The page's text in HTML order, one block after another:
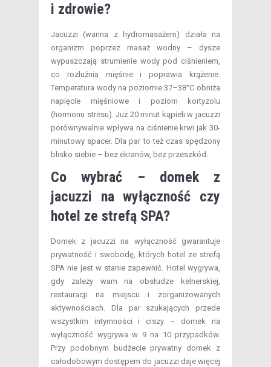
i zdrowie?
Jacuzzi (wanna z hydromasażem) działa na
organizm poprzez masaż wodny – dysze
wypuszczają strumienie wody pod ciśnieniem,
co rozluźnia mięśnie i poprawia krążenie.
Temperatura wody na poziomie 37–38°C obniża
napięcie mięśniowe i poziom kortyzolu
(hormonu stresu). Już 20 minut kąpieli w jacuzzi
porównywalnie wpływa na ciśnienie krwi jak 30-
minutowy spacer. Dla par to też czas spędzony
blisko siebie – bez ekranów, bez przeszkód.
Co wybrać – domek z
jacuzzi na wyłączność czy
hotel ze strefą SPA?
Domek z jacuzzi na wyłączność gwarantuje
prywatność i swobodę, których hotel ze strefą
SPA nie jest w stanie zapewnić. Hotel wygrywa,
gdy zależy wam na obsłudze kelnerskiej,
restauracji na miejscu i zorganizowanych
aktywnościach. Dla par szukających przede
wszystkim intymności i ciszy – domek na
wyłączność wygrywa w 9 na 10 przypadków.
Przy podobnym budżecie prywatny domek z
całodobowym dostępem do jacuzzi daje więcej